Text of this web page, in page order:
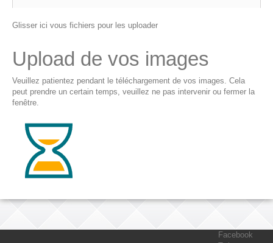
Glisser ici vous fichiers pour les uploader
Upload de vos images
Veuillez patientez pendant le téléchargement de vos images. Cela
peut prendre un certain temps, veuillez ne pas intervenir ou fermer la
fenêtre.
Facebook